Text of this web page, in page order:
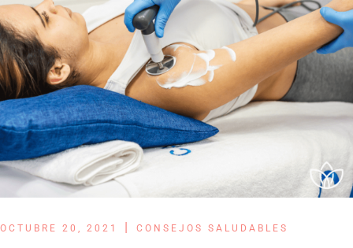
OCTUBRE 20, 2021 CONSEJOS SALUDABLES